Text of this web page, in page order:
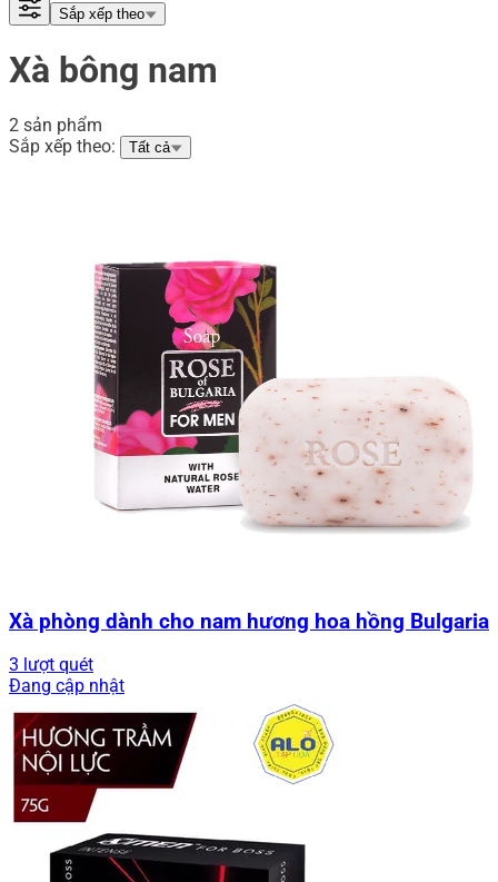
Sắp xếp theo
Xà bông nam
2 sản phẩm
Sắp xếp theo:
Tất cả
Xà phòng dành cho nam hương hoa hồng Bulgaria
3 lượt quét
Đang cập nhật